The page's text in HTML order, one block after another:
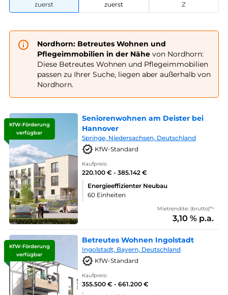
zuerst
zuerst
Z
Nordhorn: Betreutes Wohnen und
Pflegeimmobilien in der Nähevon Nordhorn:
Diese Betreutes Wohnen und Pflegeimmobilien
passen zu Ihrer Suche, liegen aber außerhalb von
Nordhorn.
KfW-Förderung
verfügbar
Seniorenwohnen am Deister bei
Hannover
Springe, Niedersachsen, Deutschland
KfW-Standard
Kaufpreis:
220.100 € - 385.142 €
Energieeffizienter Neubau
60 Einheiten
Mietrendite: (brutto)*¹
3,10 % p.a.
KfW-Förderung
verfügbar
Betreutes Wohnen Ingolstadt
Ingolstadt, Bayern, Deutschland
KfW-Standard
Kaufpreis:
355.500 € - 661.200 €